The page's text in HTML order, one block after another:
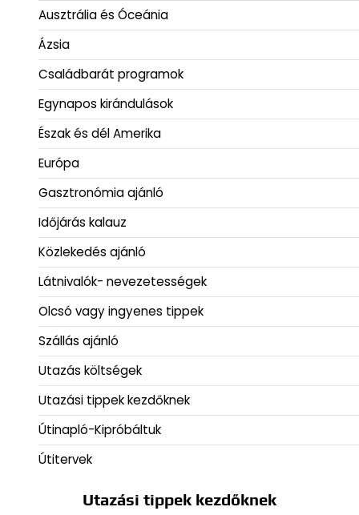
Ausztrália és Óceánia
Ázsia
Családbarát programok
Egynapos kirándulások
Észak és dél Amerika
Európa
Gasztronómia ajánló
Időjárás kalauz
Közlekedés ajánló
Látnivalók- nevezetességek
Olcsó vagy ingyenes tippek
Szállás ajánló
Utazás költségek
Utazási tippek kezdőknek
Útinapló-Kipróbáltuk
Útitervek
Utazási tippek kezdőknek